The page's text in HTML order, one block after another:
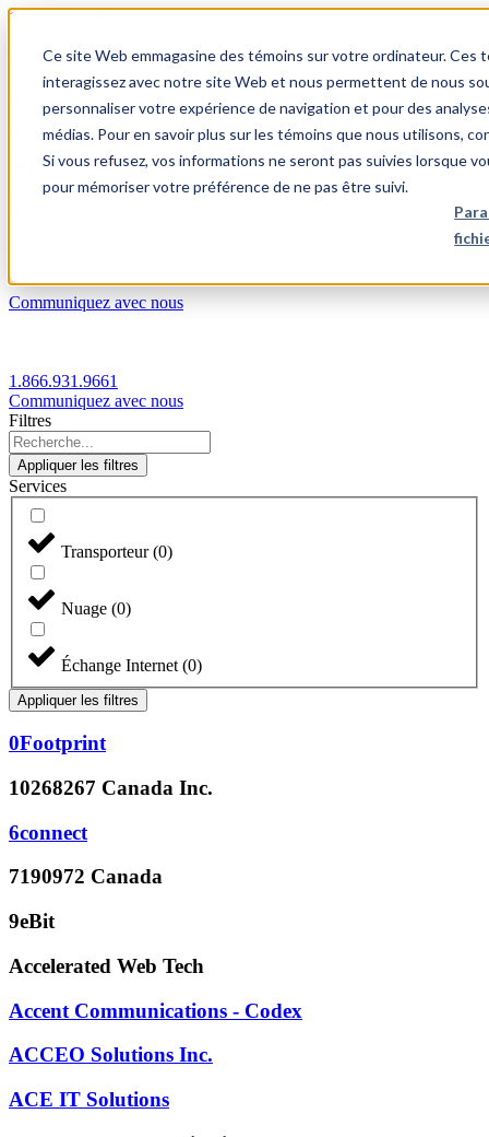
Ce site Web emmagasine des témoins sur votre ordinateur.
interagissez avec notre site Web et nous permettent de nous
personnaliser votre expérience de navigation et pour des
médias. Pour en savoir plus sur les témoins que nous utilisons,
Si vous refusez, vos informations ne seront pas suivies lorsque
pour mémoriser votre préférence de ne pas être suivi.
1.866.931.9661
Login
FR
Communiquez avec nous
1.866.931.9661
Communiquez avec nous
Filtres
Appliquer les filtres
Services
Transporteur(0)
Nuage (0)
Échange Internet (0)
Appliquer les filtres
0Footprint
10268267 Canada Inc.
6connect
7190972 Canada
9eBit
Accelerated Web Tech
Accent Communications - Codex
ACCEO Solutions Inc.
ACE IT Solutions